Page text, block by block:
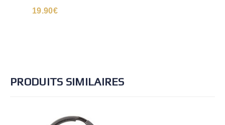
19.90€
PRODUITS SIMILAIRES